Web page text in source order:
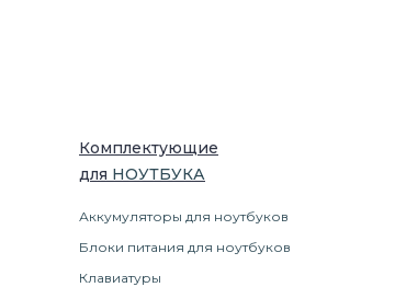
Комплектующие
для НОУТБУКА
Аккумуляторы для ноутбуков
Блоки питания для ноутбуков
Клавиатуры